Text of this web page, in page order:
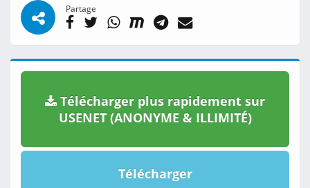
Partage
Télécharger plus rapidement sur
USENET (ANONYME & ILLIMITÉ)
Télécharger